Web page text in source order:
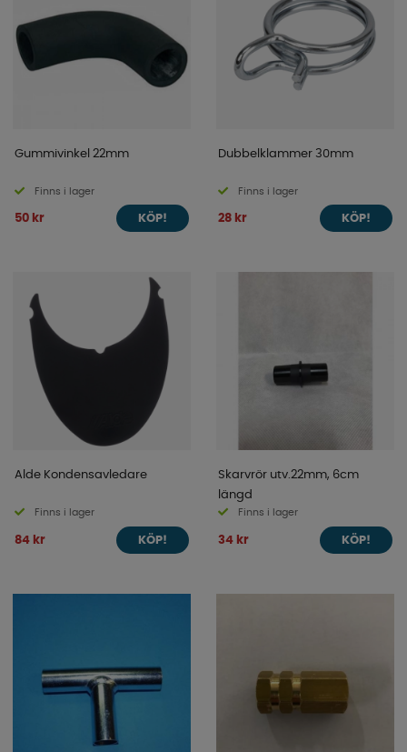
Gummivinkel 22mm
Finns i lager
50 kr KÖP!
Dubbelklammer 30mm
Finns i lager
28 kr KÖP!
Alde Kondensavledare
Finns i lager
84 kr KÖP!
Skarvrör utv.22mm, 6cm
längd
Finns i lager
34 kr KÖP!